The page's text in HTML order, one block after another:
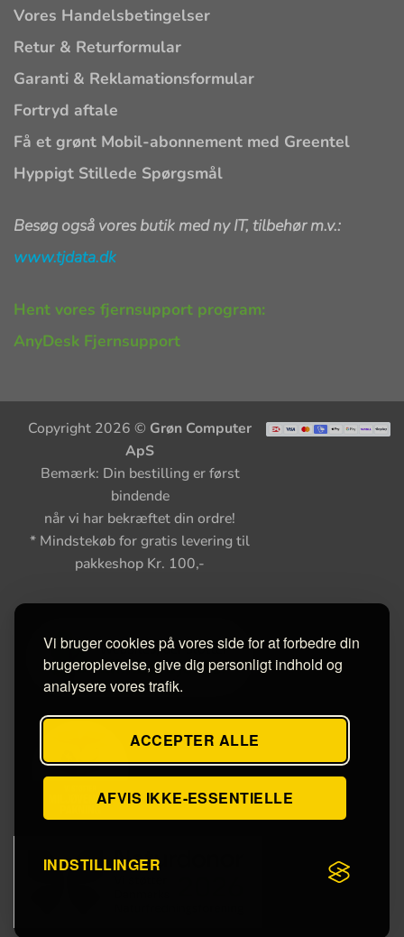
Vi bruger cookies på vores side for at forbedre din
brugeroplevelse, give dig personligt indhold og
analysere vores trafik.
ACCEPTER ALLE
AFVIS IKKE-ESSENTIELLE
INDSTILLINGER
Vores Handelsbetingelser
Retur & Returformular
Garanti & Reklamationsformular
Fortryd aftale
Få et grønt Mobil-abonnement med Greentel
Hyppigt Stillede Spørgsmål
Besøg også vores butik med ny IT, tilbehør m.v.:
www.tjdata.dk
Hent vores fjernsupport program:
AnyDesk Fjernsupport
Copyright 2026 © Grøn Computer
ApS
Bemærk: Din bestilling er først
bindende
når vi har bekræftet din ordre!
* Mindstekøb for gratis levering til
pakkeshop Kr. 100,-